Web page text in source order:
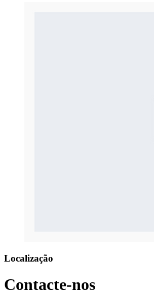
Localização
Contacte-nos